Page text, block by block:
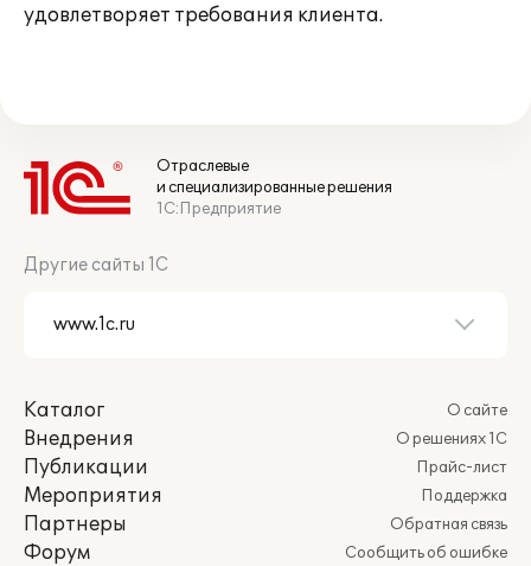
удовлетворяет требования клиента.
Отраслевые
и специализированные решения
1С:Предприятие
Другие сайты 1С
Каталог
Внедрения
Публикации
Мероприятия
Партнеры
Форум
О сайте
О решениях 1С
Прайс-лист
Поддержка
Обратная связь
Сообщить об ошибке